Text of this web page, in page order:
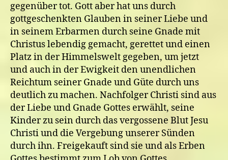
gegenüber tot. Gott aber hat uns durch
gottgeschenkten Glauben in seiner Liebe und
in seinem Erbarmen durch seine Gnade mit
Christus lebendig gemacht, gerettet und einen
Platz in der Himmelswelt gegeben, um jetzt
und auch in der Ewigkeit den unendlichen
Reichtum seiner Gnade und Güte durch uns
deutlich zu machen. Nachfolger Christi sind aus
der Liebe und Gnade Gottes erwählt, seine
Kinder zu sein durch das vergossene Blut Jesu
Christi und die Vergebung unserer Sünden
durch ihn. Freigekauft sind sie und als Erben